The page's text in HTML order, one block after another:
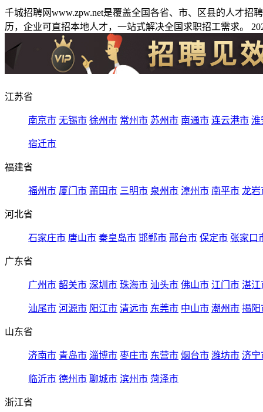
千城招聘网www.zpw.net是覆盖全国各省、市、区县的人才
历，企业可直招本地人才，一站式解决全国求职招工需求。
江苏省
南京市 无锡市 徐州市 常州市 苏州市 南通市 连云港市 淮
宿迁市
福建省
福州市 厦门市 莆田市 三明市 泉州市 漳州市 南平市 龙岩
河北省
石家庄市 唐山市 秦皇岛市 邯郸市 邢台市 保定市 张家口
广东省
广州市 韶关市 深圳市 珠海市 汕头市 佛山市 江门市 湛江
汕尾市 河源市 阳江市 清远市 东莞市 中山市 潮州市 揭阳
山东省
济南市 青岛市 淄博市 枣庄市 东营市 烟台市 潍坊市 济宁
临沂市 德州市 聊城市 滨州市 菏泽市
浙江省